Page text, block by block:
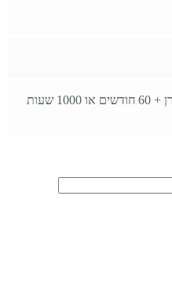
אחריות 60 חודשים למקרן + 60 חודשים או 1000 שעות